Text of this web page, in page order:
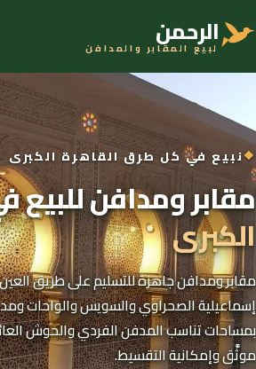
إلى
المحتوى
الرحمن
لبيع المقابر والمدافن
نبيع في كل طرق القاهرة الكبرى
مقابر ومدافن للبيع
الكبرى
مقابر ومدافن جاهزة للتسليم على طريق
بمساحات تناسب المدفن الفردي والحوش
موثَّق وإمكانية التقسيط.